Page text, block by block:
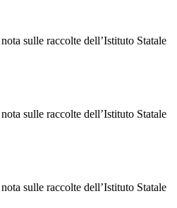
sulle raccolte dell’Istituto Statale
sulle raccolte dell’Istituto Statale
sulle raccolte dell’Istituto Statale